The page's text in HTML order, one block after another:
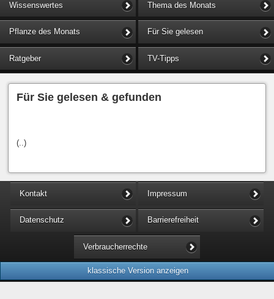
Wissenswertes Thema des Monats
Pflanze des Monats Für Sie gelesen
Ratgeber TV-Tipps
Für Sie gelesen & gefunden
(..)
Kontakt Impressum
Datenschutz Barrierefreiheit
Verbraucherrechte
klassische Version anzeigen